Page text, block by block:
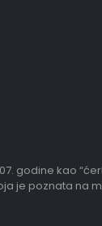
godine kao
je poznata na